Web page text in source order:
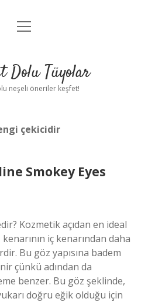
Anasayfa
Yasal Uyarı
menüyü
Dolu Tüyolar
neşeli öneriler keşfet!
çekicidir
Smokey Eyes
Kozmetik açıdan en ideal
kenarının iç kenarından daha
Bu göz yapısına badem
çünkü adından da
benzer. Bu göz şeklinde,
doğru eğik olduğu için